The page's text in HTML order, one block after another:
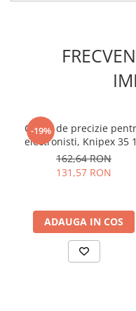
Asamblare:
Beneficii
-19%
Cleste de precizie
electronisti, Knipex 35
115
162,64 RON
131,57 RON
ADAUGA IN COS